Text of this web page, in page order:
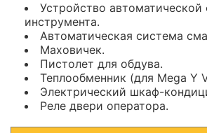
Устройство автоматической
инструмента.
Автоматическая система
Маховичек.
Пистолет для обдува.
Теплообменник (для Mega Y
Электрический шкаф-
Реле двери оператора.